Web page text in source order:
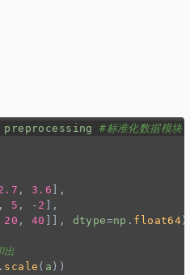
preprocessing
#标准化数据模块
, 3.6 ],
, 5 , - 2
],
20 , 40 ]], dtype=np . float64 )
出
. scale ( a ))